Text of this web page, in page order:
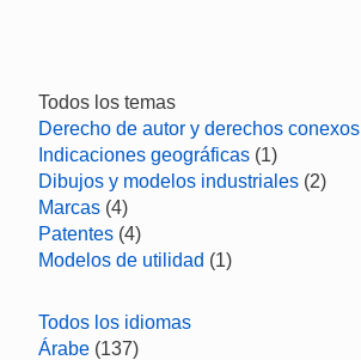
Todos los temas
Derecho de autor y derechos conexos
Indicaciones geográficas (1)
Dibujos y modelos industriales (2)
Marcas (4)
Patentes (4)
Modelos de utilidad (1)
Todos los idiomas
Árabe (137)